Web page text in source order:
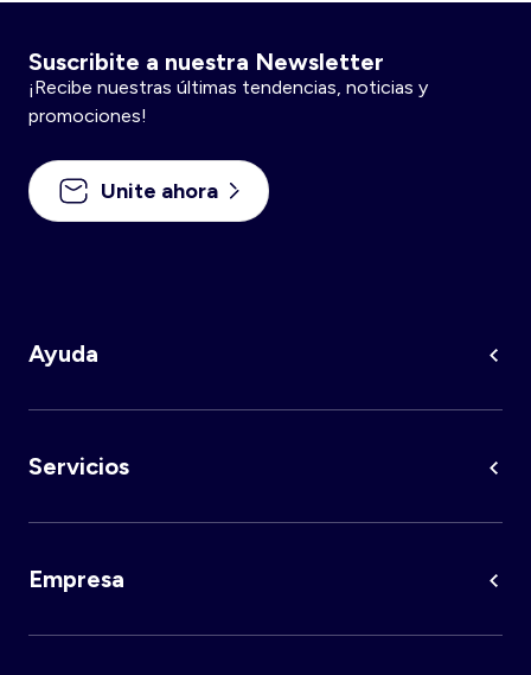
Vestidos
BestSellers
Esenciales
Siempre más servicio
Suscribite a nuestra Newsletter
¡Recibe nuestras últimas tendencias, noticias y
promociones!
Unite ahora
Ayuda
Servicios
Empresa